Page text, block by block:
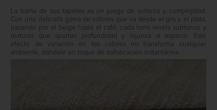
La trama de sus tapetes es un juego de sutileza y complejidad.
Con una delicada gama de colores que va desde el gris y el plata,
pasando por el beige hasta el café, cada tono revela subtonos y
texturas que aportan profundidad y riqueza al espacio. Este
efecto de variación en los colores no transforma cualquier
ambiente, dándole un toque de sofisticación instantánea.